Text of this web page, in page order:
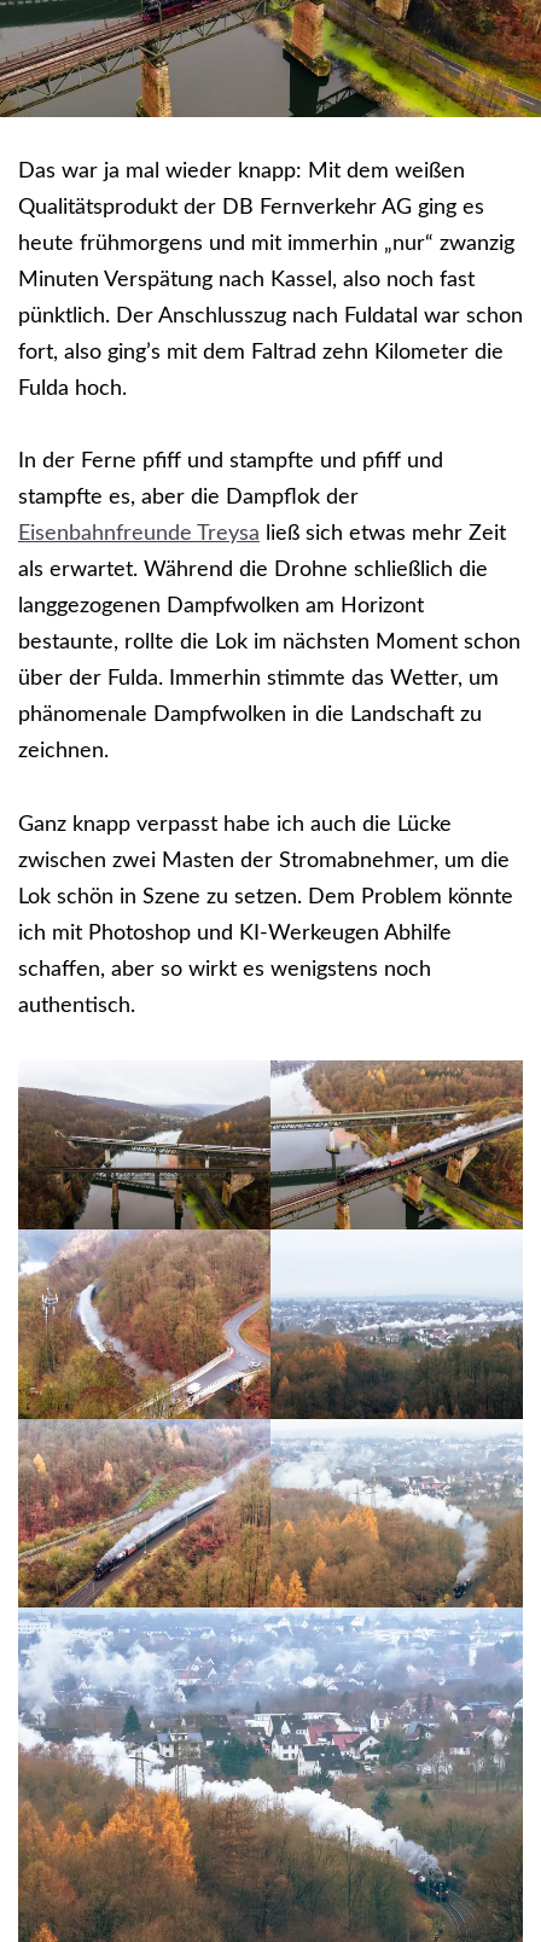
Das war ja mal wieder knapp: Mit dem weißen
Qualitätsprodukt der DB Fernverkehr AG ging es
heute frühmorgens und mit immerhin „nur“ zwanzig
Minuten Verspätung nach Kassel, also noch fast
pünktlich. Der Anschlusszug nach Fuldatal war schon
fort, also ging’s mit dem Faltrad zehn Kilometer die
Fulda hoch.
In der Ferne pfiff und stampfte und pfiff und
stampfte es, aber die Dampflok der
Eisenbahnfreunde Treysa ließ sich etwas mehr Zeit
als erwartet. Während die Drohne schließlich die
langgezogenen Dampfwolken am Horizont
bestaunte, rollte die Lok im nächsten Moment schon
über der Fulda. Immerhin stimmte das Wetter, um
phänomenale Dampfwolken in die Landschaft zu
zeichnen.
Ganz knapp verpasst habe ich auch die Lücke
zwischen zwei Masten der Stromabnehmer, um die
Lok schön in Szene zu setzen. Dem Problem könnte
ich mit Photoshop und KI-Werkeugen Abhilfe
schaffen, aber so wirkt es wenigstens noch
authentisch.